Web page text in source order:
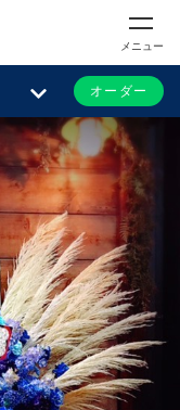
メニュー
オーダー